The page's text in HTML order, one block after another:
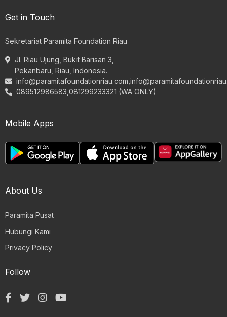
Get in Touch
Sekretariat Paramita Foundation Riau
Jl. Riau Ujung, Bukit Barisan 3,
Pekanbaru, Riau, Indonesia.
info@paramitafoundationriau.com
089512986583,081299233321 (WA ONLY)
Mobile Apps
About Us
Paramita Pusat
Hubungi Kami
Privacy Policy
Follow